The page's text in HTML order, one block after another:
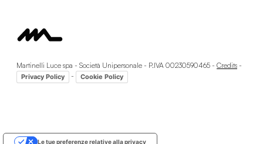
Martinelli Luce spa - Società Unipersonale - P.IVA 00230590465 - Credits -
Privacy Policy - Cookie Policy
Le tue preferenze relative alla privacy